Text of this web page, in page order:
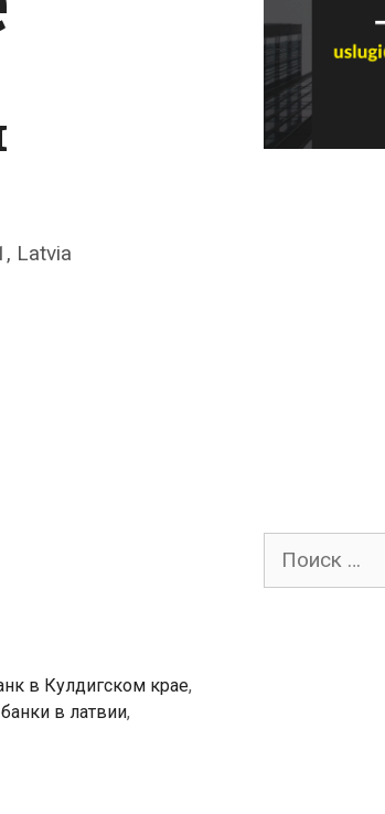
Latvia
в Кулдигском крае,
банки в латвии,
Поиск